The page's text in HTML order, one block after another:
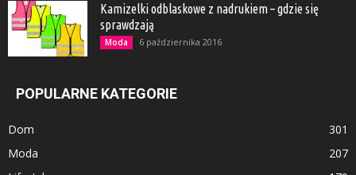
Kamizelki odblaskowe z nadrukiem – gdzie się
sprawdzają
Moda 6 października 2016
POPULARNE KATEGORIE
Dom
301
Moda
207